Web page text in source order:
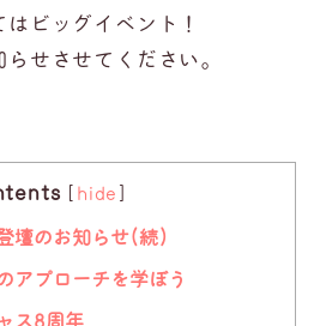
ビッグイベント！
せさせてください。
[ hide ]
壇のお知らせ(続)
アプローチを学ぼう
ス8周年